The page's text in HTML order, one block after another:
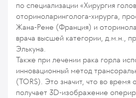
по специализации «Хирургия
оториноларинголога-хирурга,
Жана-Рене (Франция) и
врача высшей категории, д.м.н.,
Элькуна.
Также при лечении рака горла
инновационный метод
(TORS). Это значит, что во время
получает 3D-изображение